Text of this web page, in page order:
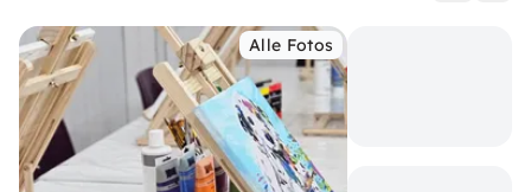
Alle Fotos